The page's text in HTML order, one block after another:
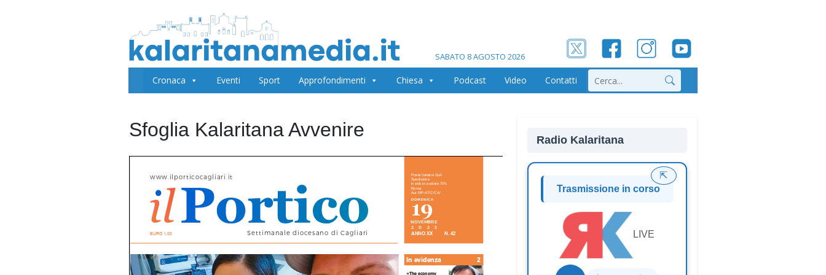
SABATO 8 AGOSTO 2026
Cronaca Eventi Sport Approfondimenti Chiesa Podcast Video Contatti Cerca
Sfoglia Kalaritana Avvenire Radio Kalaritana
Trasmissione in corso
LIVE
⇱